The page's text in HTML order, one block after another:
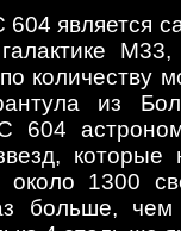
604 является
количеству
из
604
которые
около 1300
больше,